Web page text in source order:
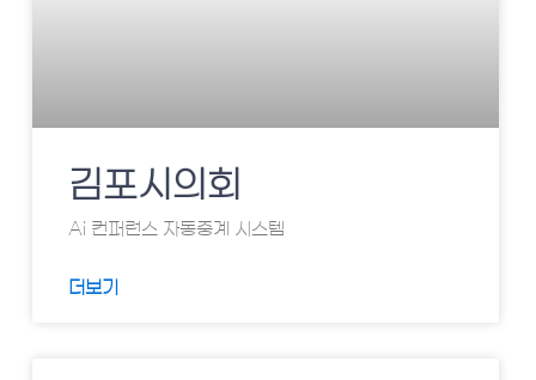
김포시의회
Ai 컨퍼런스 자동중계 시스템
더보기